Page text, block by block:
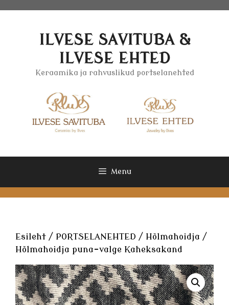
ILVESE SAVITUBA &
ILVESE EHTED
Keraamika ja rahvuslikud portselanehted
Menu
Esileht / PORTSELANEHTED / Hõlmahoidja /
Hõlmahoidja puna-valge Kaheksakand